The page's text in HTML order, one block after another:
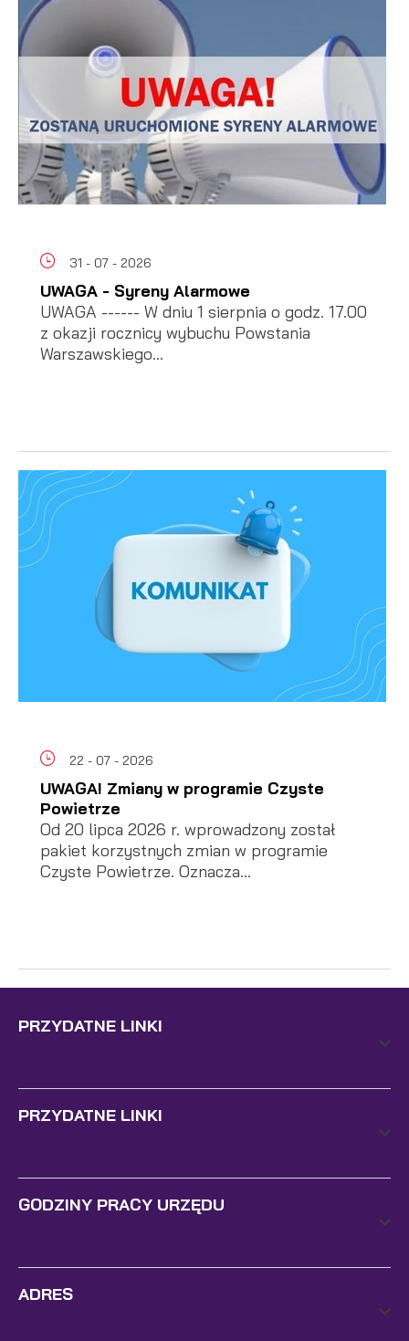
31 - 07 - 2026
UWAGA - Syreny Alarmowe
UWAGA ------ W dniu 1 sierpnia o godz. 17.00
z okazji rocznicy wybuchu Powstania
Warszawskiego...
22 - 07 - 2026
UWAGA! Zmiany w programie Czyste
Powietrze
Od 20 lipca 2026 r. wprowadzony został
pakiet korzystnych zmian w programie
Czyste Powietrze. Oznacza...
PRZYDATNE LINKI
PRZYDATNE LINKI
GODZINY PRACY URZĘDU
ADRES